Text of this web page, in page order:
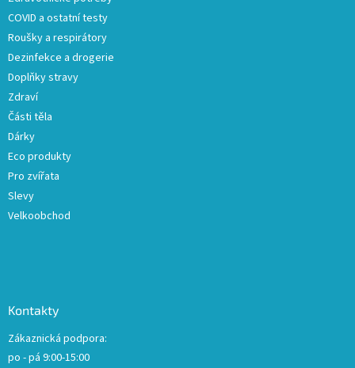
COVID a ostatní testy
Roušky a respirátory
Dezinfekce a drogerie
Doplňky stravy
Zdraví
Části těla
Dárky
Eco produkty
Pro zvířata
Slevy
Velkoobchod
Kontakty
Zákaznická podpora:
po - pá 9:00-15:00